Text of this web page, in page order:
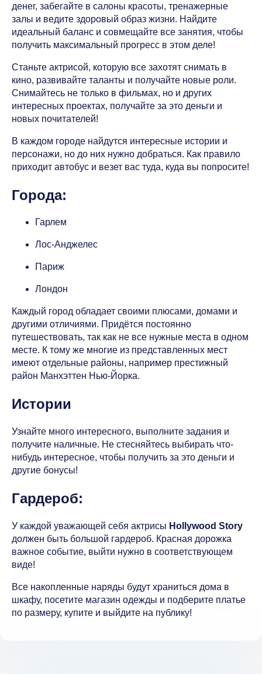
денег, забегайте в салоны красоты, тренажерные
залы и ведите здоровый образ жизни. Найдите
идеальный баланс и совмещайте все занятия, чтобы
получить максимальный прогресс в этом деле!
Станьте актрисой, которую все захотят снимать в
кино, развивайте таланты и получайте новые роли.
Снимайтесь не только в фильмах, но и других
интересных проектах, получайте за это деньги и
новых почитателей!
В каждом городе найдутся интересные истории и
персонажи, но до них нужно добраться. Как правило
приходит автобус и везет вас туда, куда вы попросите!
Города:
Гарлем
Лос-Анджелес
Париж
Лондон
Каждый город обладает своими плюсами, домами и
другими отличиями. Придётся постоянно
путешествовать, так как не все нужные места в одном
месте. К тому же многие из представленных мест
имеют отдельные районы, например престижный
район Манхэттен Нью-Йорка.
Истории
Узнайте много интересного, выполните задания и
получите наличные. Не стесняйтесь выбирать что-
нибудь интересное, чтобы получить за это деньги и
другие бонусы!
Гардероб:
У каждой уважающей себя актрисы Hollywood Story
должен быть большой гардероб. Красная дорожка
важное событие, выйти нужно в соответствующем
виде!
Все накопленные наряды будут храниться дома в
шкафу, посетите магазин одежды и подберите платье
по размеру, купите и выйдите на публику!